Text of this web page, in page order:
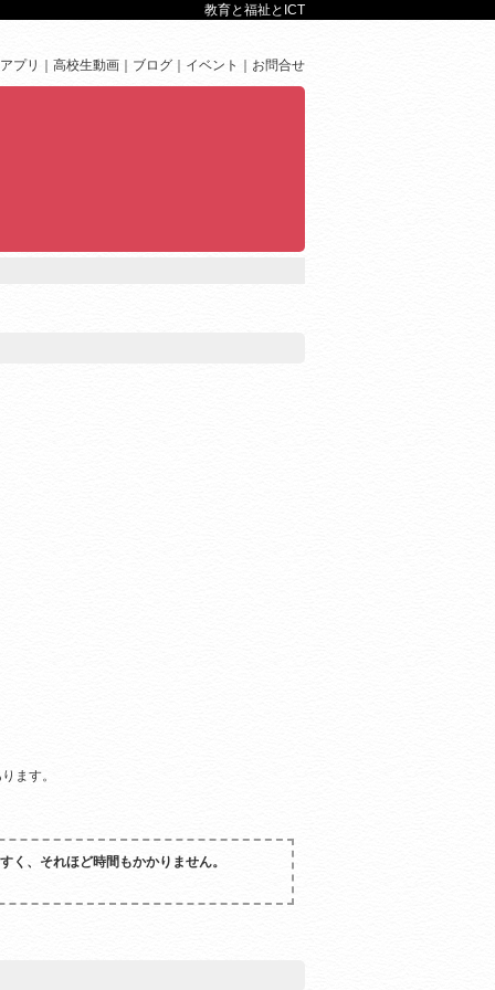
教育と福祉とICT
プリ 高校生動画 ブログ イベント お問合せ
ます。
く、それほど時間もかかりません。